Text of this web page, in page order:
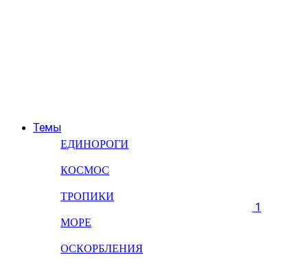
Темы
ЕДИНОРОГИ
КОСМОС
ТРОПИКИ
МОРЕ
ОСКОРБЛЕНИЯ
1